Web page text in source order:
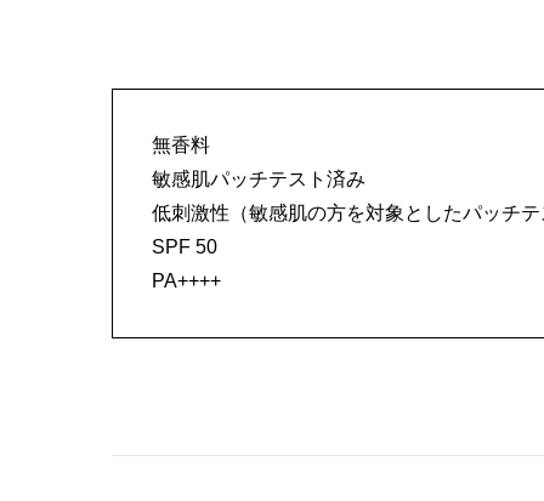
無香料
敏感肌パッチテスト済み
低刺激性（敏感肌の方を対象としたパッチ
SPF 50
PA++++